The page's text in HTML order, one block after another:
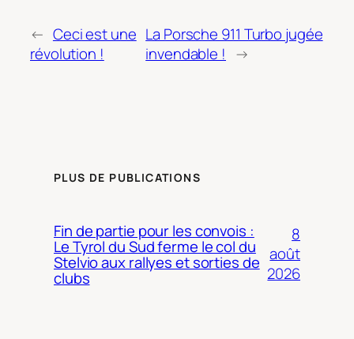
← Ceci est une
révolution !
La Porsche 911 Turbo jugée
invendable ! →
PLUS DE PUBLICATIONS
Fin de partie pour les convois :
Le Tyrol du Sud ferme le col du
Stelvio aux rallyes et sorties de
clubs
8
août
2026